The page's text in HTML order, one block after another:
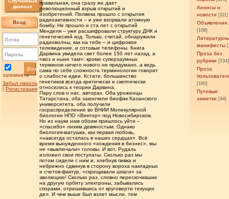
данные
Вход
запомнить
Вход
Забыл пароль
| Регистрация
Анонсы и
новости [111]
Объявления
[108]
манифесты
Проза без
рубрики [534]
Проза
[180]
Путевые
заметки [44]
правильная, она сразу же дает
революционный взрыв открытий и
изобретений. Полвека прошло с открытия
радиоактивности – и уже взорвали атомную
бомбу. Не прошло и ста лет с открытий
Менделя – уже расшифровали структуру ДНК и
генетический код. Только, считай, обнаружили
радиоволны, как на тебе – и цифровое
телевидение, и сотовые телефоны. Книга
Дарвина увидела свет более 150 лет назад, а
«воз и ныне там»: кроме суперзаумных
терминов ничего нового не придумано, а ведь
сама по себе сложность терминологии говорит
о слабости идеи. Кстати, большинство
генетиков всегда критически и скептически
относились к теории Дарвина.
Пару слов о нас, авторах. Оба уроженцы
Татарстана, оба закончили биофак Казанского
университета, оба получили
госраспределение во ВНИИ Молекулярной
биологии НПО «Вектор» под Новосибирском.
Но из науки нам обоим пришлось уйти –
«спасибо» лихим девяностым. Однако
биология-матушка, как первая любовь,
«навсегда осталась в наших сердцах». Всё
время вынужденного «хождения в бизнес», мы
не «выключали» головы. И вот, Рудаль
изложил свои постулаты. Сколько раз мы
потом сидели с ним и, хлебнув пивка и
небрежно сдвинув в сторону вороха накладных
и счетов-фактур, «скрещивали шпаги» за
эволюцию! Сколько раз, словно перескочившие
на другую орбиту электроны, забывались
спорами, отрешившись от круговерти текущих
дел. И чем выше был взлет мысли, тем